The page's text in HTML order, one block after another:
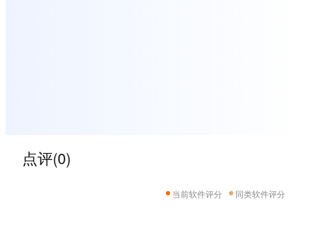
点评(0)
当前软件评分 同类软件评分